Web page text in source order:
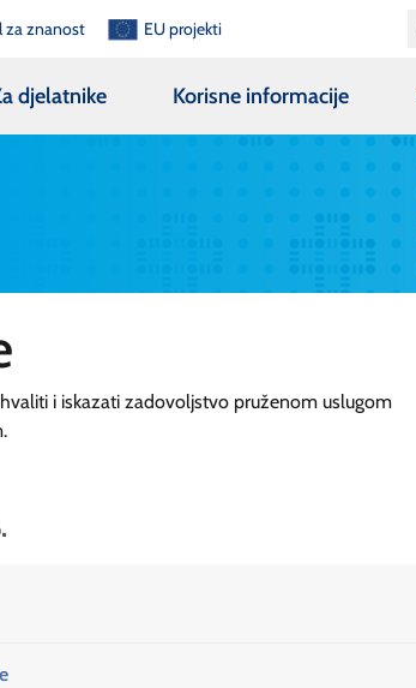
za znanost EU projekti
djelatnike Korisne informacije
i iskazati zadovoljstvo pruženom uslugom